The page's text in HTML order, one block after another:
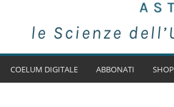
COELUM DIGITALE ABBONATI SHOP